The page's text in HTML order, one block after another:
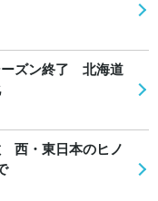
ーズン終了 北海道
西・東日本のヒノ